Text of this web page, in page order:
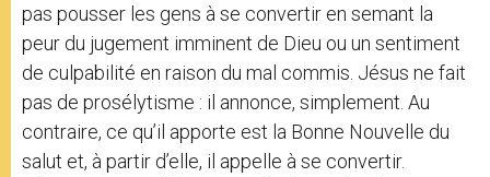
pas pousser les gens à se convertir en semant la
peur du jugement imminent de Dieu ou un sentiment
de culpabilité en raison du mal commis. Jésus ne fait
pas de prosélytisme : il annonce, simplement. Au
contraire, ce qu’il apporte est la Bonne Nouvelle du
salut et, à partir d’elle, il appelle à se convertir.